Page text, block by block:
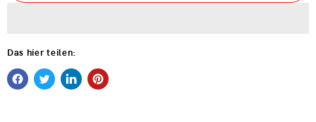
Das hier teilen: